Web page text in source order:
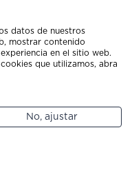
de
sistemas de
Gree
datos de nuestros
mostrar contenido
en el sitio web.
que utilizamos, abra
No, ajustar